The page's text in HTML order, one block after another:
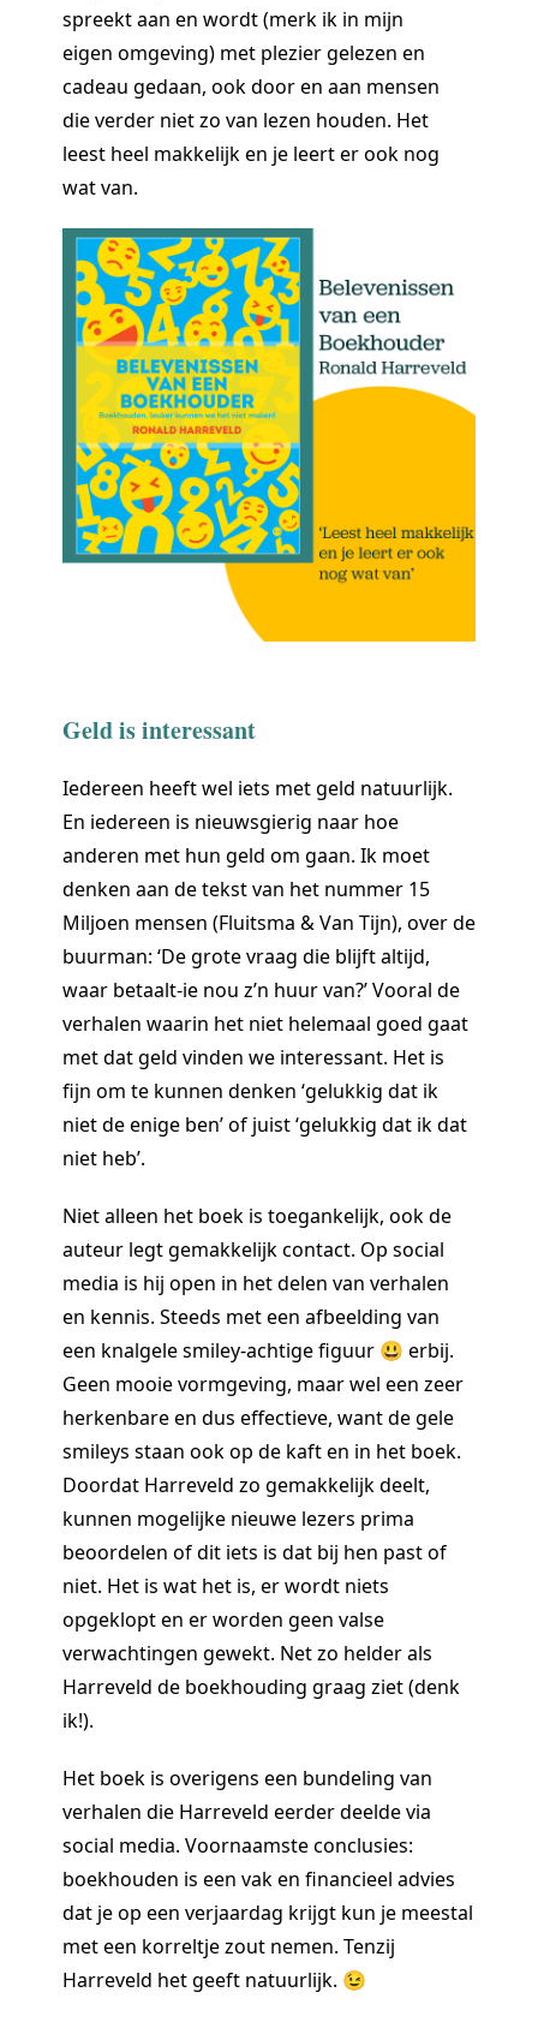
spreekt aan en wordt (merk ik in mijn
eigen omgeving) met plezier gelezen en
cadeau gedaan, ook door en aan mensen
die verder niet zo van lezen houden. Het
leest heel makkelijk en je leert er ook nog
wat van.
Geld is interessant
Iedereen heeft wel iets met geld natuurlijk.
En iedereen is nieuwsgierig naar hoe
anderen met hun geld om gaan. Ik moet
denken aan de tekst van het nummer 15
Miljoen mensen (Fluitsma & Van Tijn), over de
buurman: ‘De grote vraag die blijft altijd,
waar betaalt-ie nou z’n huur van?’ Vooral de
verhalen waarin het niet helemaal goed gaat
met dat geld vinden we interessant. Het is
fijn om te kunnen denken ‘gelukkig dat ik
niet de enige ben’ of juist ‘gelukkig dat ik dat
niet heb’.
Niet alleen het boek is toegankelijk, ook de
auteur legt gemakkelijk contact. Op social
media is hij open in het delen van verhalen
en kennis. Steeds met een afbeelding van
een knalgele smiley-achtige figuur 😃 erbij.
Geen mooie vormgeving, maar wel een zeer
herkenbare en dus effectieve, want de gele
smileys staan ook op de kaft en in het boek.
Doordat Harreveld zo gemakkelijk deelt,
kunnen mogelijke nieuwe lezers prima
beoordelen of dit iets is dat bij hen past of
niet. Het is wat het is, er wordt niets
opgeklopt en er worden geen valse
verwachtingen gewekt. Net zo helder als
Harreveld de boekhouding graag ziet (denk
ik!).
Het boek is overigens een bundeling van
verhalen die Harreveld eerder deelde via
social media. Voornaamste conclusies:
boekhouden is een vak en financieel advies
dat je op een verjaardag krijgt kun je meestal
met een korreltje zout nemen. Tenzij
Harreveld het geeft natuurlijk. 😉